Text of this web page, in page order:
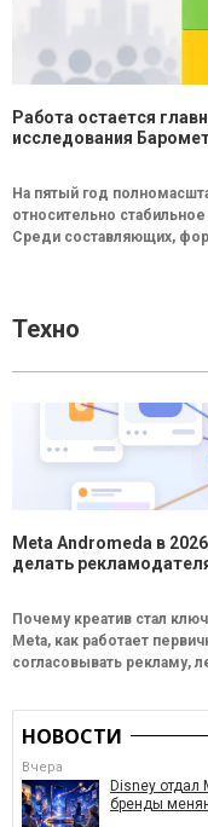
Работа остается
исследования
На пятый год
относительно
Среди составляющих,
Техно
Meta Andromeda в
делать
Почему креатив стал
Meta, как работает
согласовывать рекламу,
НОВОСТИ
Вчера
Disney отдал
бренды